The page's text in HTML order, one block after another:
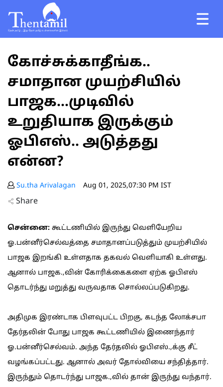
கோச்சுக்காதீங்க..
சமாதான முயற்சியில்
பாஜக...முடிவில்
உறுதியாக இருக்கும்
ஓபிஎஸ்.. அடுத்தது
என்ன?
Su.tha Arivalagan Aug 01, 2025,07:30 PM IST
Share
சென்னை: கூட்டணியில் இருந்து வெளியேறிய
ஓ.பன்னீர்செல்வத்தை சமாதானப்படுத்தும் முயற்சியில்
பாஜக இறங்கி உள்ளதாக தகவல் வெளியாகி உள்ளது.
ஆனால் பாஜக.,வின் கோரிக்கைகளை ஏற்க ஓபிஎஸ்
தொடர்ந்து மறுத்து வருவதாக சொல்லப்படுகிறது.
அதிமுக இரண்டாக பிளவுபட்ட பிறகு, கடந்த லோக்சபா
தேர்தலின் போது பாஜக கூட்டணியில் இணைந்தார்
ஓ.பன்னீர்செல்வம். அந்த தேர்தலில் ஓபிஎஸ்.,க்கு சீட்
வழங்கப்பட்டது. ஆனால் அவர் தோல்வியை சந்தித்தார்.
இருந்தும் தொடர்ந்து பாஜக.,வில் தான் இருந்து வந்தார்.